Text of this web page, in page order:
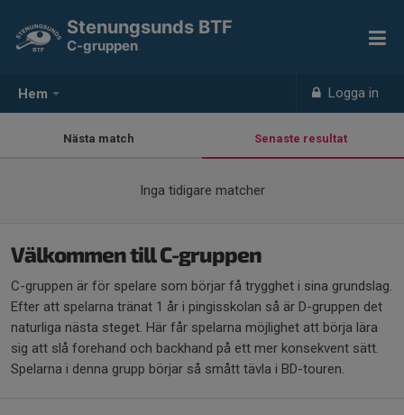
Hem Logga in
Stenungsunds BTF
C-gruppen
Nästa match Senaste resultat
Inga tidigare matcher
Välkommen till C-gruppen
C-gruppen är för spelare som börjar få trygghet i sina grundslag.
Efter att spelarna tränat 1 år i pingisskolan så är D-gruppen det
naturliga nästa steget. Här får spelarna möjlighet att börja lära
sig att slå forehand och backhand på ett mer konsekvent sätt.
Spelarna i denna grupp börjar så smått tävla i BD-touren.